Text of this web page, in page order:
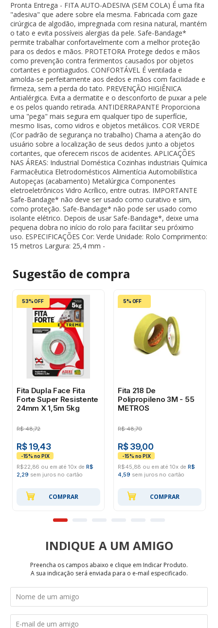
Pronta Entrega - FITA AUTO-ADESIVA (SEM COLA) É uma fita
"adesiva" que adere sobre ela mesma. Fabricada com gaze
cirúrgica de algodão, impregnada com resina natural, mantém
o tato e evita possíveis alergias da pele. Safe-Bandage*
permite trabalhar confortavelmente com a melhor proteção
para os dedos e mãos. PROTETORA Protege dedos e mãos
como prevenção contra ferimentos causados por objetos
cortantes e pontiagudos. CONFORTÁVEL É ventilada e
amolda-se perfeitamente aos dedos e mãos com faciIidade e
firmeza, sem a perda do tato. PREVENÇÃO HIGIÊNICA
Antialérgica. Evita a dermatite e o desconforto de puxar a pele
e os pelos quando retirada. ANTIDERRAPANTE Proporciona
uma "pega" mais segura em qualquer tipo de superfície,
mesmo Iisas, como vidros e objetos metálicos. COR VERDE
(Cor padrão de segurança no trabalho) Chama a atenção do
usuário sobre a localização de seus dedos junto a objetos
cortantes, que oferecem riscos de acidentes. APLICAÇÕES
NAS ÁREAS: Industrial Doméstica Cozinhas industriais Química
Farmacêutica Eletrodomésticos Alimentícia Automobilística
Autopeças (acabamento) Metalúrgica Componentes
eletroeletrônicos Vidro Acrílico, entre outras. IMPORTANTE
Safe-Bandage* não deve ser usado como curativo e sim,
como proteção. Safe-Bandage* não pode ser usado como
isolante elétrico. Depois de usar Safe-Bandage*, deixe uma
pequena dobra no início do rolo para faciIitar seu próximo
uso. ESPECIFICAÇÕES Cor: Verde Unidade: Rolo Comprimento:
15 metros Largura: 25,4 mm -
Sugestão de compra
53% OFF
Fita Dupla Face Fita
Forte Super Resistente
24mm X 1,5m 5kg
R$ 48,72
R$ 19,43
R$22,86 ou em até 10x deR$
2,29 sem juros no cartão
COMPRAR
5% OFF
Fita 218 De
Polipropileno 3M - 55
METROS
R$ 48,70
R$ 39,00
R$45,88 ou em até 10x deR$
4,59 sem juros no cartão
COMPRAR
INDIQUE
Preencha os campos abaixo e clique em Indicar Produto.
A sua indicação será enviada para o e-mail especificado.